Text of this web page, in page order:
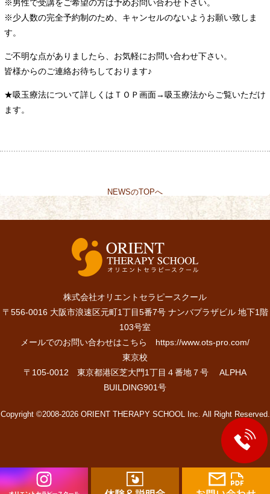
※男性で受講をご希望の方は予めお問い合わせ下さい。
※少人数の完全予約制のため、キャンセルのないようお願い致しま
す。
ご不明な点がありましたら、お気軽にお問い合わせ下さい。
皆様からのご連絡お待ちしております♪
★吸玉療法について詳しくはＴＯＰ画面→吸玉療法からご覧いただけ
ます。
NEWSのTOPへ
株式会社オリエントセラピースクール
〒556-0016 大阪市浪速区元町1丁目5番7号 ナンバプラザビル 地下1階
103号室
メールでのお問い合わせはこちら
https://www.ots-pro.com/
東京校
〒105-0012 東京都港区芝大門1丁目４番地７号 ALPHA
BUILDING901号
Copyright ©2008-2026 ORIENT THERAPY SCHOOL Inc. All Right Reserved.